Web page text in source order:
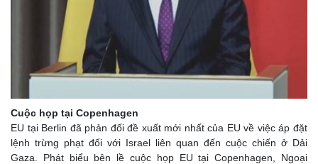
Cuộc họp tại Copenhagen
EU tại Berlin đã phản đối đề xuất mới nhất của EU về việc áp đặt
lệnh trừng phạt đối với Israel liên quan đến cuộc chiến ở Dải
Gaza. Phát biểu bên lề cuộc họp EU tại Copenhagen, Ngoại